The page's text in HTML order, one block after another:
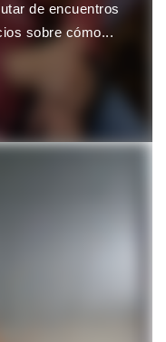
de encuentros
sobre cómo...